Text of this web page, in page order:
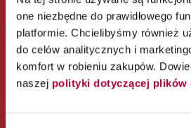
one niezbędne do prawidłowego
platformie. Chcielibyśmy również
do celów analitycznych i
komfort w robieniu zakupów.
naszej polityki dotyczącej plików
ZAPISZ SIĘ DO
ODBIERZ 65%
PIERWSZE
Professionals (z wyłączeniem